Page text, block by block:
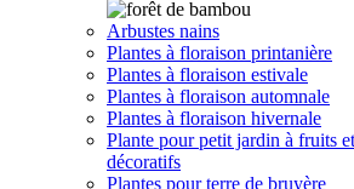
Arbustes nains
Plantes à floraison printanière
Plantes à floraison estivale
Plantes à floraison automnale
Plantes à floraison hivernale
Plante pour petit jardin à fruits
décoratifs
Plantes pour terre de bruyère